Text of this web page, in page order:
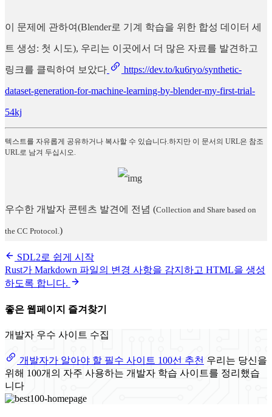
이 문제에 관하여(Blender로 기계 학습을 위한 합성 데이터 세
트 생성: 첫 시도), 우리는 이곳에서 더 많은 자료를 발견하고
링크를 클릭하여 보았다 https://dev.to/ku6ryo/synthetic-
dataset-generation-for-machine-learning-by-blender-my-first-trial-
54kj
텍스트를 자유롭게 공유하거나 복사할 수 있습니다.하지만 이 문서의 URL은 참조
URL로 남겨 두십시오.
우수한 개발자 콘텐츠 발견에 전념 (Collection and Share based on
the CC Protocol.)
SDL2로 쉽게 시작
Rust가 Markdown 파일의 변경 사항을 감지하고 HTML을 생성
하도록 합니다.
좋은 웹페이지 즐겨찾기
개발자 우수 사이트 수집
개발자가 알아야 할 필수 사이트 100선 추천 우리는 당신을
위해 100개의 자주 사용하는 개발자 학습 사이트를 정리했습
니다